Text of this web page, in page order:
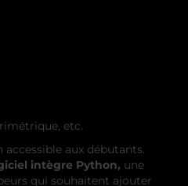
etc.
aux débutants.
intègre Python, une
qui souhaitent ajouter